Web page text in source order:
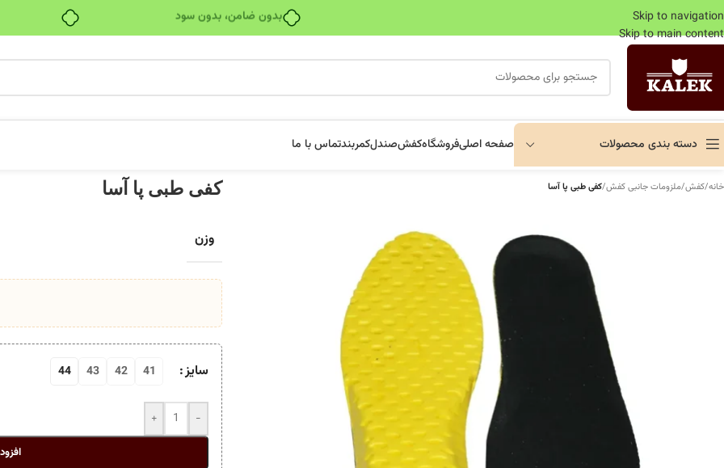
بدون ضامن، بدون سود
Skip to navigation
Skip to main content
دسته بندی محصولات صفحه اصلیفروشگاهکفشصندلکمربندتماس با ما
خانه/کفش/ملزومات جانبی کفش/کفی طبی پا آسا کفی طبی پا آسا
وزن
سایز 41
42
43
44
-
+